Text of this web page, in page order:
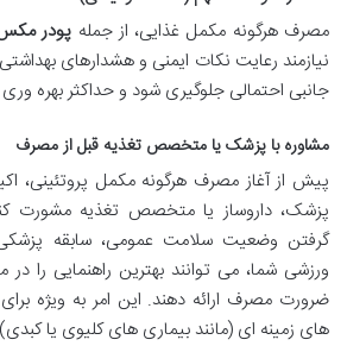
مصرف هرگونه مکمل غذایی، از جمله پودر
نیازمند رعایت نکات ایمنی و هشدارهای
جانبی احتمالی جلوگیری شود و حداکثر بهره
مشاوره با پزشک یا متخصص تغذیه قبل از مصرف
پیش از آغاز مصرف هرگونه مکمل پروتئینی،
پزشک، داروساز یا متخصص تغذیه مشورت
گرفتن وضعیت سلامت عمومی، سابقه
ورزشی شما، می توانند بهترین راهنمایی را در
ضرورت مصرف ارائه دهند. این امر به ویژه
های زمینه ای (مانند بیماری های کلیوی یا